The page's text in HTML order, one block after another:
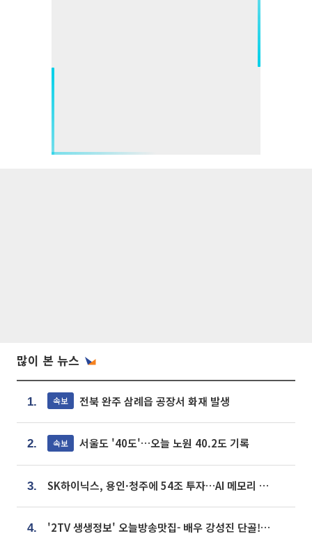
많이 본 뉴스
1. 속보 전북 완주 삼례읍 공장서 화재 발생
2. 속보 서울도 '40도'…오늘 노원 40.2도 기록
3. SK하이닉스, 용인·청주에 54조 투자…AI 메모리 생산기지 키운다
4. '2TV 생생정보' 오늘방송맛집- 배우 강성진 단골! 쌀국수ㆍ푸팟퐁 커리 맛집 '블○○○'